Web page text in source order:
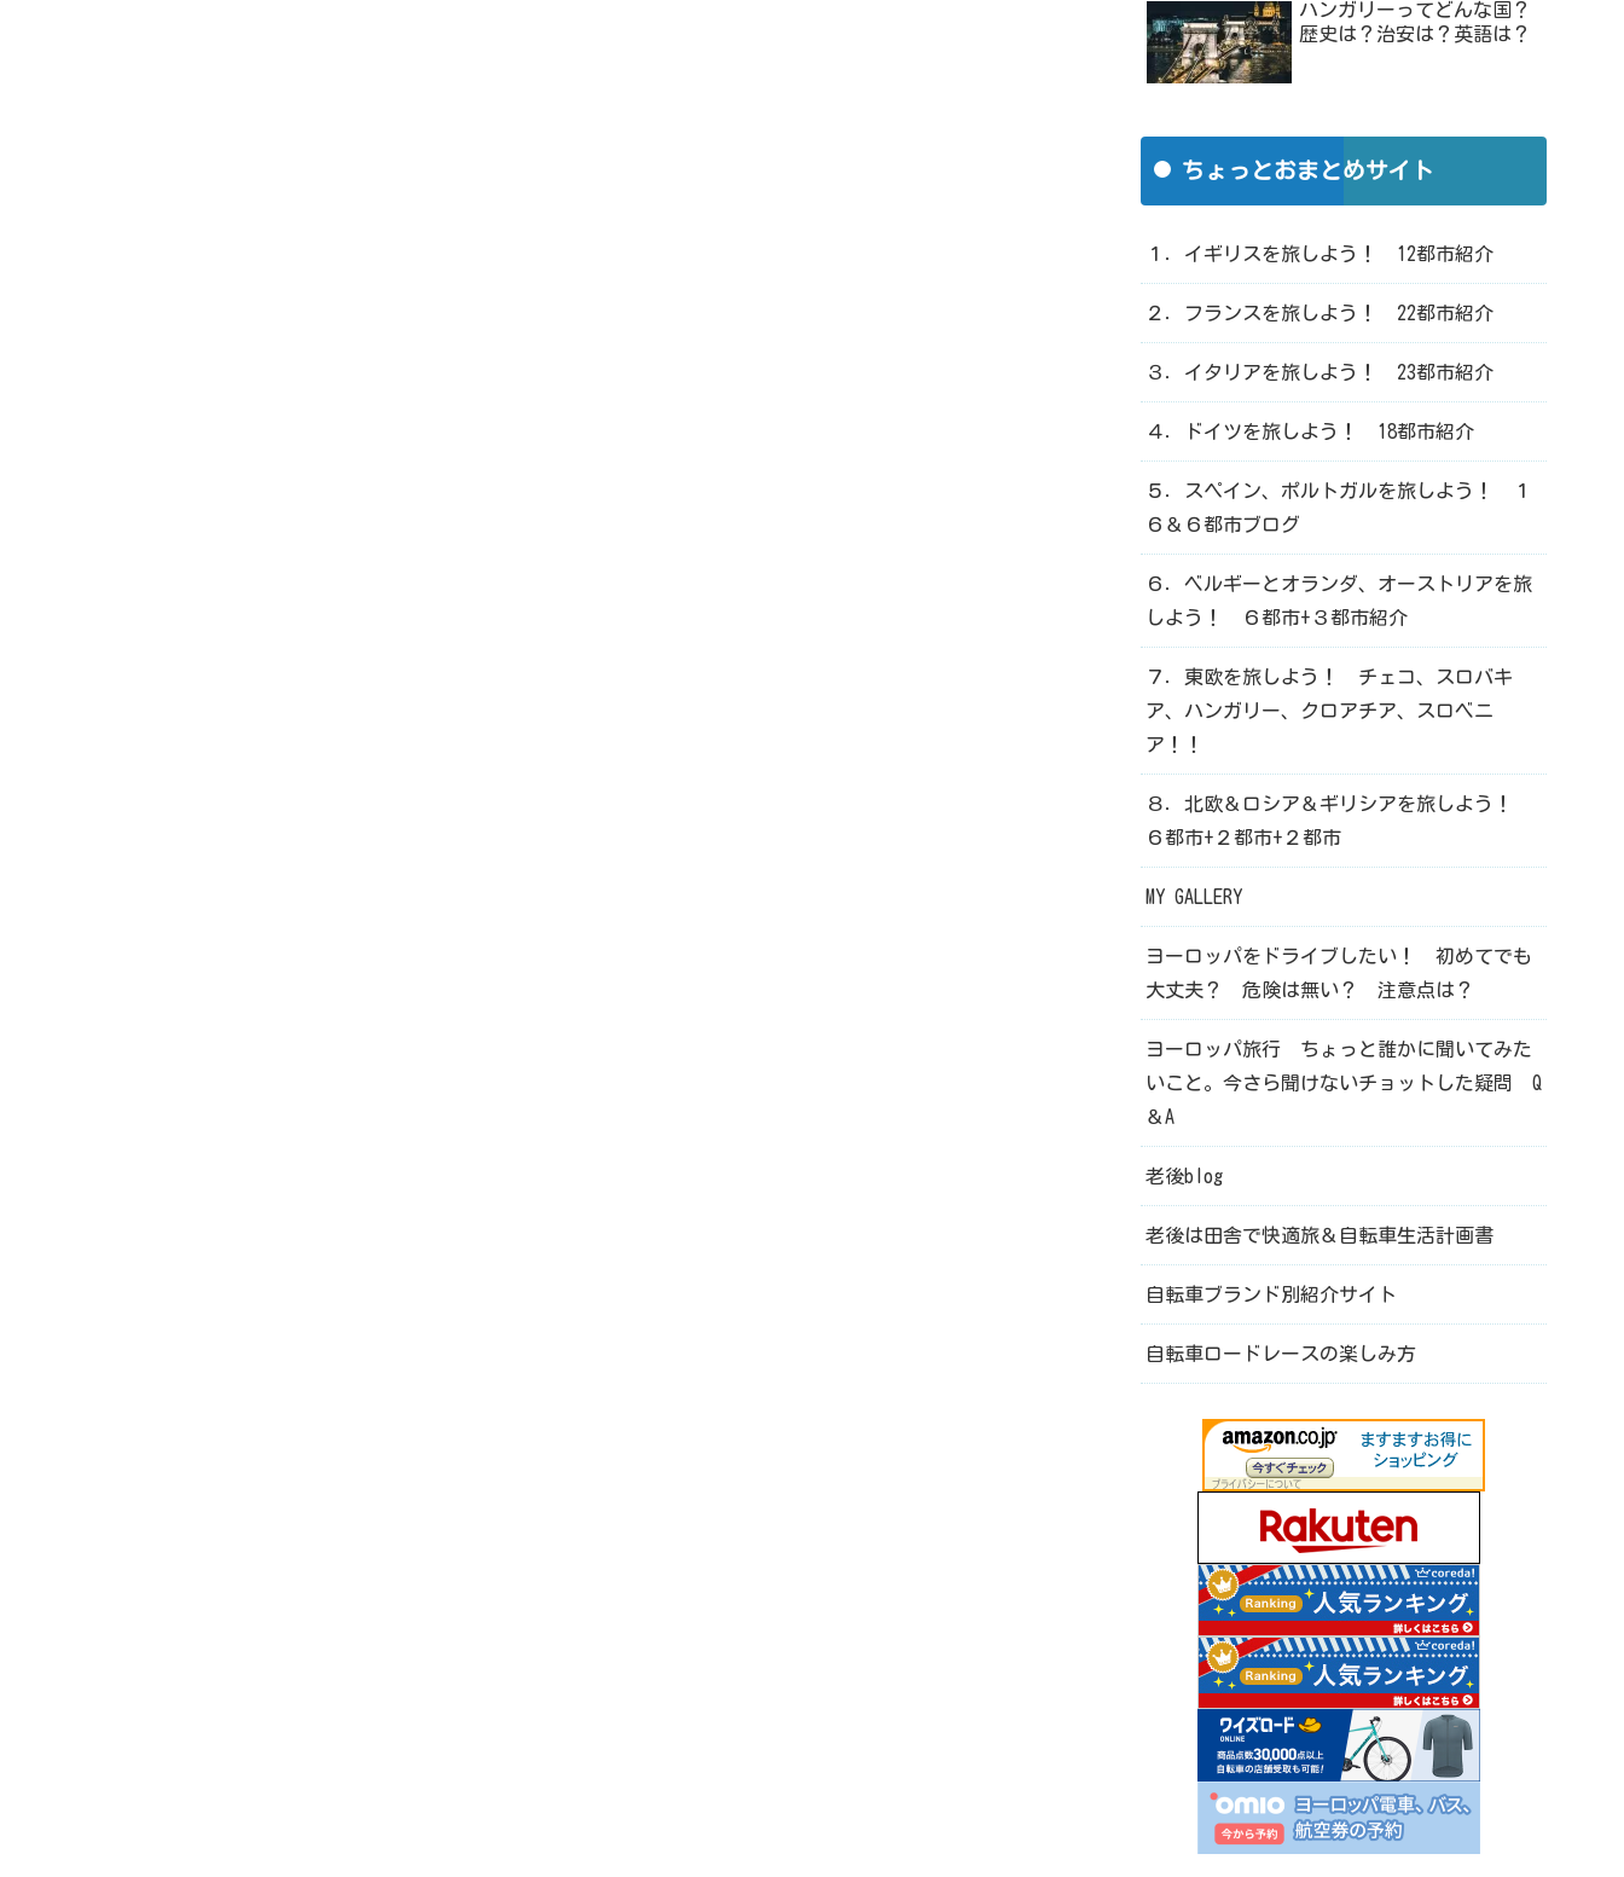
ハンガリーってどんな国？
歴史は？治安は？英語は？
ちょっとおまとめサイト
１．イギリスを旅しよう！ 12都市紹介
２．フランスを旅しよう！ 22都市紹介
３．イタリアを旅しよう！ 23都市紹介
４．ドイツを旅しよう！ 18都市紹介
５．スペイン、ポルトガルを旅しよう！ １
６＆６都市ブログ
６．ベルギーとオランダ、オーストリアを旅
しよう！ ６都市+３都市紹介
７．東欧を旅しよう！ チェコ、スロバキ
ア、ハンガリー、クロアチア、スロベニ
ア！！
８．北欧＆ロシア＆ギリシアを旅しよう！
６都市+２都市+２都市
MY GALLERY
ヨーロッパをドライブしたい！ 初めてでも
大丈夫？ 危険は無い？ 注意点は？
ヨーロッパ旅行 ちょっと誰かに聞いてみた
いこと。今さら聞けないチョットした疑問 Q
＆A
老後blog
老後は田舎で快適旅＆自転車生活計画書
自転車ブランド別紹介サイト
自転車ロードレースの楽しみ方